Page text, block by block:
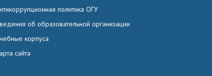
политика ОГУ
об образовательной организации
корпуса
сайта